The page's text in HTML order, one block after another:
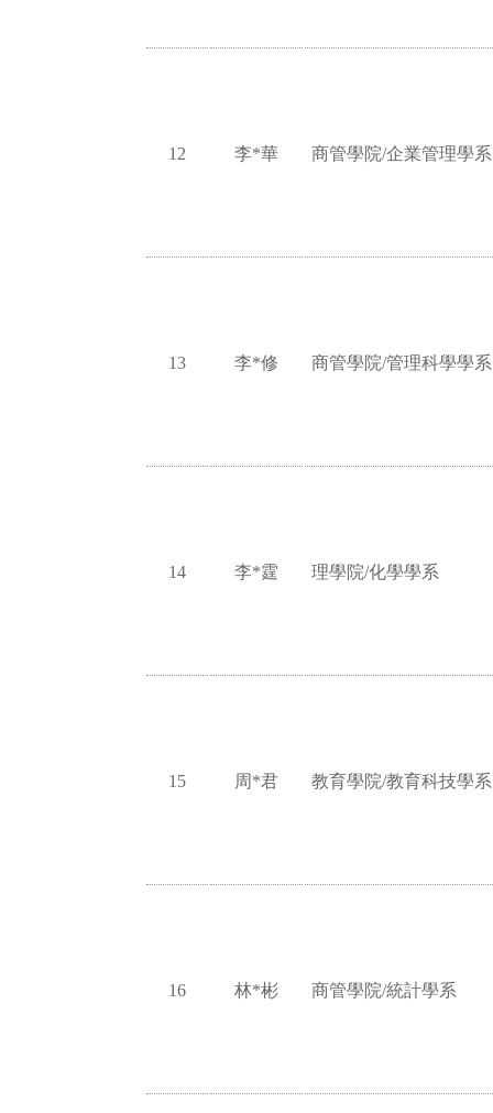
12 李*華 商管學院/企業管理學系
13 李*修 商管學院/管理科學學系
14 李*霆 理學院/化學學系
15 周*君 教育學院/教育科技學系
16 林*彬 商管學院/統計學系